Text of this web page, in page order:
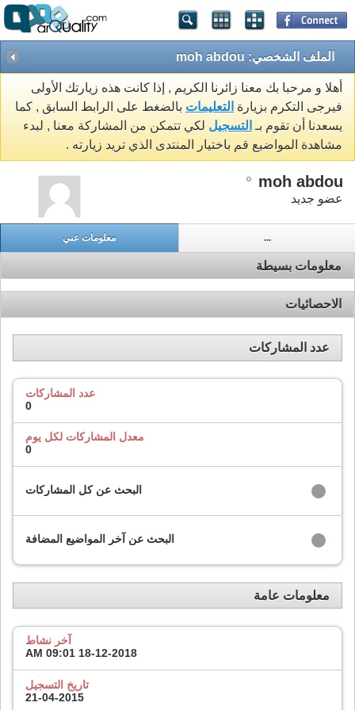
الملف الشخصي: moh abdou
أهلا و مرحبا بك معنا زائرنا الكريم , إذا كانت هذه زيارتك الأولى
فيرجى التكرم بزيارة التعليمات بالضغط على الرابط السابق , كما
يسعدنا أن تقوم بـ التسجيل لكي تتمكن من المشاركة معنا , لبدء
مشاهدة المواضيع قم باختيار المنتدى الذي تريد زيارته .
moh abdou
عضو جديد
معلومات عني ...
معلومات بسيطة
الاحصائيات
عدد المشاركات
عدد المشاركات
0
معدل المشاركات لكل يوم
0
البحث عن كل المشاركات
البحث عن آخر المواضيع المضافة
معلومات عامة
آخر نشاط
18-12-2018
09:01 AM
تاريخ التسجيل
21-04-2015